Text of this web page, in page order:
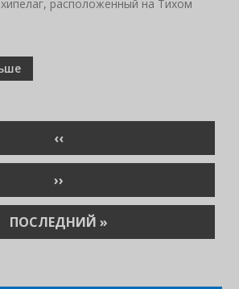
расположенный на Тихом
ПРЕДЫДУЩАЯ
СТРАНИЦА
‹‹
СЛЕДУЮЩАЯ
СТРАНИЦА
››
ПОСЛЕДНЯЯ
СТРАНИЦА
ПОСЛЕДНИЙ »